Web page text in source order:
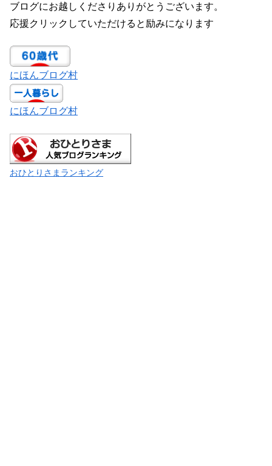
ブログにお越しくださりありがとうございます。
応援クリックしていただけると励みになります
にほんブログ村
にほんブログ村
おひとりさまランキング